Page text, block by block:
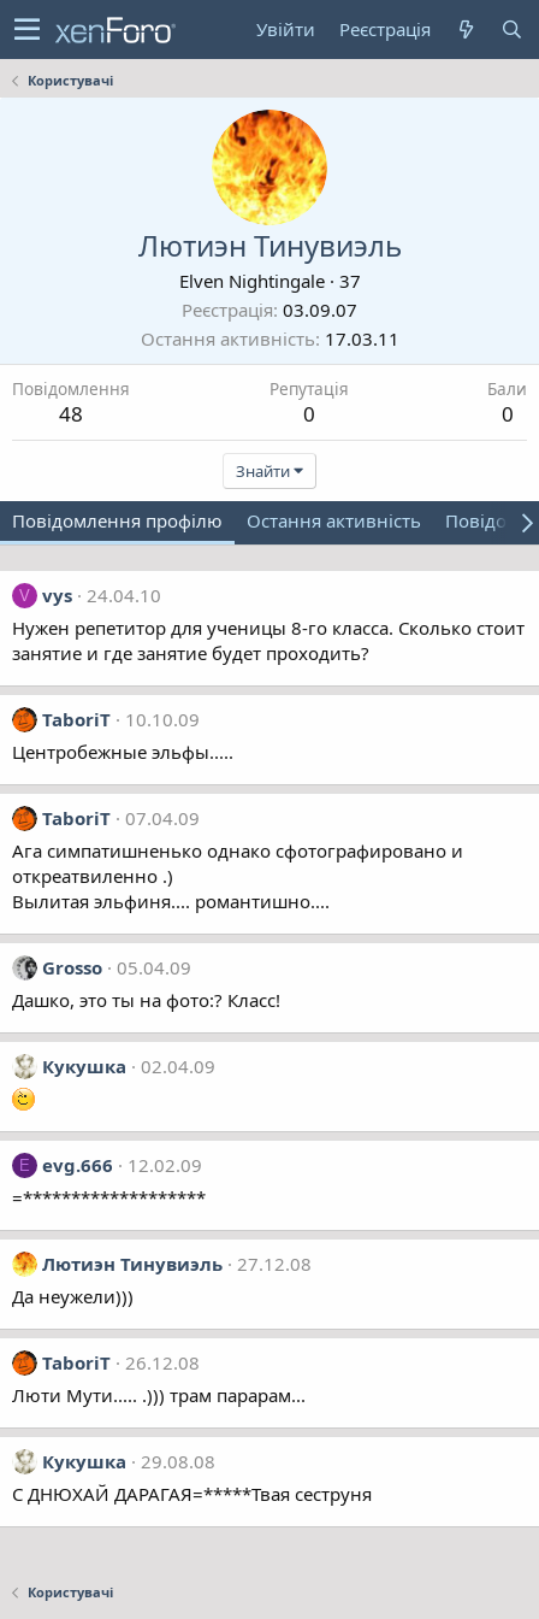
Увійти Реєстрація
Користувачі
Лютиэн Тинувиэль
Elven Nightingale · 37
Реєстрація 03.09.07
Остання активність 17.03.11
Повідомлення
48
Репутація
0
Бали
0
Знайти
Повідомлення профілю Остання активність
V vys 24.04.10
Нужен репетитор для ученицы 8-го класса. Сколько стоит
занятие и где занятие будет проходить?
TaboriT
10.10.09
Центробежные эльфы.....
TaboriT 07.04.09
Ага симпатишненько однако сфотографировано и
откреатвиленно .)
Вылитая эльфиня.... романтишно....
Grosso 05.04.09
Дашко, это ты на фото:? Класс!
Кукушка 02.04.09
E evg.666
12.02.09
=*******************
Лютиэн Тинувиэль 27.12.08
Да неужели)))
TaboriT 26.12.08
Люти Мути..... .))) трам парарам...
Кукушка
29.08.08
С ДНЮХАЙ ДАРАГАЯ=*****Твая сеструня
Користувачі